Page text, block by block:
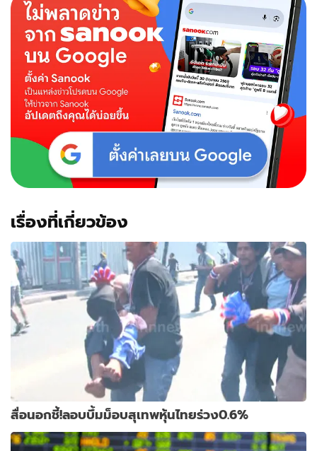
เรื่องที่เกี่ยวข้อง
สื่อนอกชี้!ลอบบึ้มม็อบสุเทพหุ้นไทยร่วง0.6%